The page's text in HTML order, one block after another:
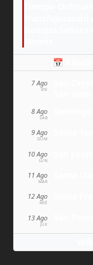
📅
7 Ago
VIE
8 Ago
SÁB
9 Ago
DOM
10 Ago
LUN
11 Ago
MAR
12 Ago
MIÉ
13 Ago
JUE